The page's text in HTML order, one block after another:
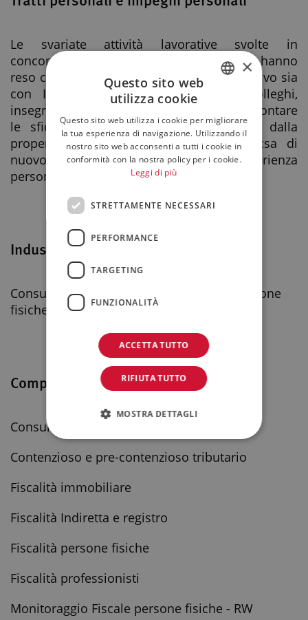
Le svariate attività lavorative svolte in
concomitanza agli studi Universitari mi hanno
reso capace di relazionarmi in modo positivo sia
con I datori di lavoro che con i colleghi,
insegnadomi a mettermi in gioco nell’affrontare
le sfide quotidiane. Il tutto contornato dalla
propensione all’imparare sempre qualocsa di
nuovo che possa accrescere la mia esperienza
personale e professionale.
Industry
Consulenza e servizi professionali alle persone
fisiche
Competenze
Consulenza ed assistenza fiscale
Contenzioso e pre-contenzioso tributario
Fiscalità immobiliare
Fiscalità Indiretta e registro
Fiscalità persone fisiche
Fiscalità professionisti
Monitoraggio Fiscale persone fisiche - RW
ENGLISH
×
Questo sito web
utilizza cookie
Questo sito web utilizza i cookie per migliorare
la tua esperienza di navigazione. Utilizzando il
nostro sito web acconsenti a tutti i cookie in
conformità con la nostra policy per i cookie.
Leggi di più
STRETTAMENTE NECESSARI
PERFORMANCE
TARGETING
FUNZIONALITÀ
ACCETTA TUTTO
RIFIUTA TUTTO
MOSTRA DETTAGLI